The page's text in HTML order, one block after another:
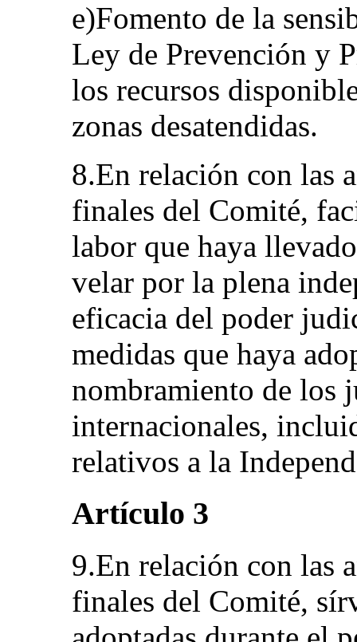
e)Fomento de la
Ley de Prevención y
los recursos
zonas desatendidas.
8.En relación con las
finales del Comité,
labor que haya
velar por la plena
eficacia del poder
medidas que haya
nombramiento de los
internacionales,
relativos a la
Artículo 3
9.En relación con las
finales del Comité,